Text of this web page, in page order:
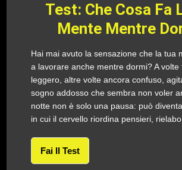
Test: Che Cosa Fa
Mente Mentre
Hai mai avuto la sensazione che la tua
a lavorare anche mentre dormi? A volte
leggero, altre volte ancora confuso,
sogno addosso che sembra non voler
notte non è solo una pausa: può
in cui il cervello riordina pensieri,
Fai Il Test